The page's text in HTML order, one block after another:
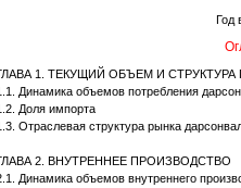
Год
1. ТЕКУЩИЙ ОБЪЕМ И
Динамика объемов потребления
Доля импорта
Отраслевая структура рынка
2. ВНУТРЕННЕЕ ПРОИЗВОДСТВО
Динамика объемов внутреннего